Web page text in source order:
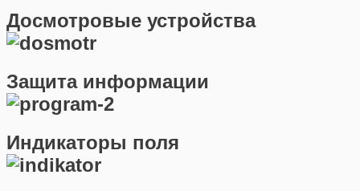
Досмотровые устройства
Защита информации
Индикаторы поля